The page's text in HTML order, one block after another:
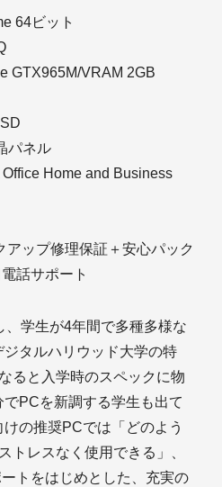
64ビット
GTX965M/VRAM 2GB
パネル
Home and Business
ップ修理保証＋安心パック
話サポート
、学生が4年間で多種多様な
タルハリウッド大学の特
ると入学時のスペックに物
PCを新調する学生も出て
の推奨PCでは「どのよう
トレスなく使用できる」、
トをはじめとした、充実の